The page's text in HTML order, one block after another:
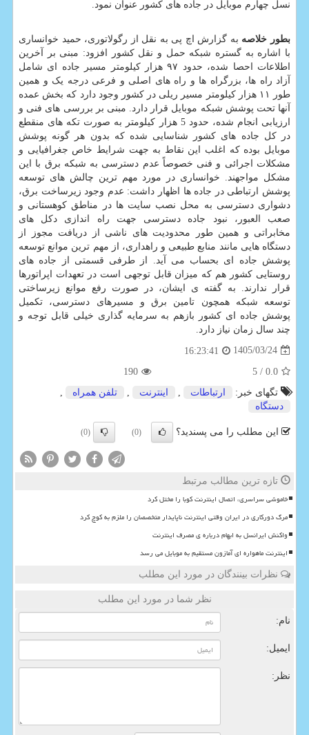
نسل چهارم موبایل در جاده های کشور عنوان نمود.
بطور خلاصه به گزارش اچ پی به نقل از رگولاتوری، حمید خوانساری
با اشاره به گستره شبکه حمل و نقل کشور افزود: مبنی بر آخرین
اطلاعات احصا شده، حدود ۹۷ هزار کیلومتر مسیر جاده ای شامل
آزاد راه ها، بزرگراه ها و راه های اصلی و فرعی درجه یک و همین
طور ۱۱ هزار کیلومتر مسیر ریلی در کشور وجود دارد که بخش عمده
آنها تحت پوشش شبکه موبایل قرار دارد. مبنی بر بررسی های فنی و
ارزیابی انجام شده، حدود 5 هزار کیلومتر به صورت تکه های منقطع
در کل جاده های کشور شناسایی شده که بدون هر گونه پوشش
موبایل بوده که اغلب این نقاط به جهت شرایط خاص جغرافیایی و
مشکلات اجرائی و فنی خصوصاً عدم دسترسی به شبکه برق با این
مشکل مواجهند. خوانساری در مورد مهم ترین چالش های توسعه
پوشش ارتباطی در جاده ها اظهار داشت: عدم وجود زیرساخت برق،
دشواری دسترسی به محل نصب سایت ها در مناطق کوهستانی و
صعب العبور، نبود جاده دسترسی جهت راه اندازی دکل های
مخابراتی و همین طور محدودیت های ناشی از دریافت مجوز از
دستگاه هایی مانند منابع طبیعی و راهداری، از مهم ترین موانع توسعه
پوشش جاده ای بحساب می آید. از طرفی قسمتی از جاده های
روستایی کشور هم که میزان قابل توجهی است در تعهدات اپراتورها
قرار ندارند. به گفته ی ایشان، در صورت رفع موانع زیرساختی
توسعه شبکه همچون تامین برق و مسیرهای دسترسی، تکمیل
پوشش جاده ای کشور بازهم به سرمایه گذاری خیلی قابل توجه و
چند سال زمان نیاز دارد.
1405/03/24
16:23:41
0.0
/ 5
190
تگهای خبر:
ارتباطات , اینترنت , تلفن همراه
,
دستگاه
این مطلب را می پسندید؟ (0)
(0)
تازه ترین مطالب مرتبط
خاموشی سراسری، اتصال اینترنت کوبا را مختل کرد
مرگ دورکاری در ایران وقتی اینترنت ناپایدار متخصصان را ملزم به کوچ کرد
واکنش ایرانسل به ابهام درباره ی مصرف اینترنت
اینترنت ماهواره ای آمازون مستقیم به موبایل می رسد
نظرات بینندگان در مورد این مطلب
نظر شما در مورد این مطلب
نام:
ایمیل:
نظر: